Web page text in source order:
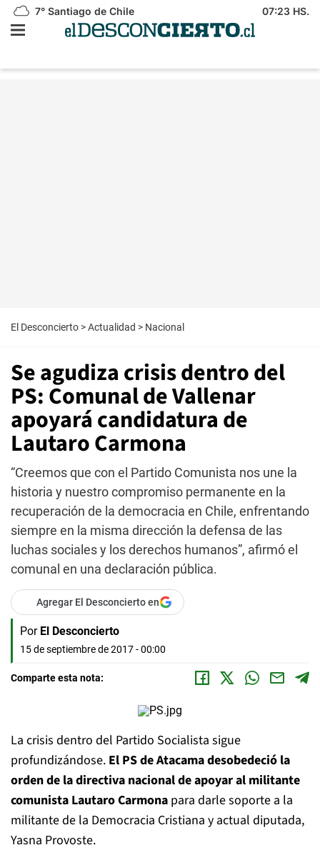
7° Santiago de Chile 07:23 HS.
El Desconcierto >Actualidad > Nacional
Se agudiza crisis dentro del
PS: Comunal de Vallenar
apoyará candidatura de
Lautaro Carmona
“Creemos que con el Partido Comunista nos une la
historia y nuestro compromiso permanente en la
recuperación de la democracia en Chile, enfrentando
siempre en la misma dirección la defensa de las
luchas sociales y los derechos humanos”, afirmó el
comunal en una declaración pública.
Agregar El Desconcierto en
Por El Desconcierto
15 de septiembre de 2017 - 00:00
Comparte esta nota:
La crisis dentro del Partido Socialista sigue
profundizándose. El PS de Atacama desobedeció la
orden de la directiva nacional de apoyar al militante
comunista Lautaro Carmona para darle soporte a la
militante de la Democracia Cristiana y actual diputada,
Yasna Provoste.